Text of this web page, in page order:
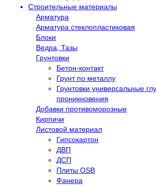
Строительные материалы
Арматура
Арматура стеклопластиковая
Блоки
Ведра, Тазы
Грунтовки
Бетон-контакт
Грунт по металлу
Грунтовки универсальные
проникновения
Добавки противоморозные
Кирпичи
Листовой материал
Гипсокартон
ДВП
ДСП
Плиты OSB
Фанера